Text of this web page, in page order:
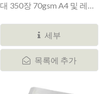
대 350장 70gsm A4 및 레
세부
목록에 추가